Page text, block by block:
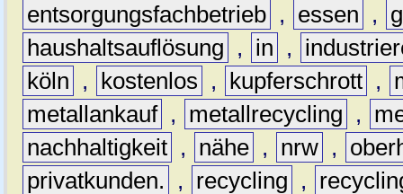
entsorgungsfachbetrieb , essen ,
haushaltsauflösung
, in ,
köln
, kostenlos , kupferschrott ,
metallankauf , metallrecycling ,
nachhaltigkeit , nähe , nrw ,
privatkunden.
, recycling ,